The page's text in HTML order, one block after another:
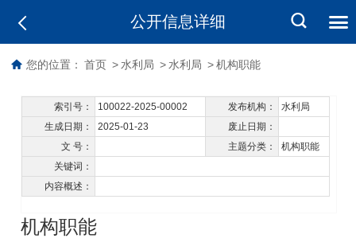
公开信息详细
您的位置： 首页 > 水利局 > 水利局 > 机构职能
索引号： 100022-2025-00002 发布机构：
水利局
生成日期：
2025-01-23
废止日期：
文 号：
主题分类：
机构职能
关键词：
内容概述：
机构职能